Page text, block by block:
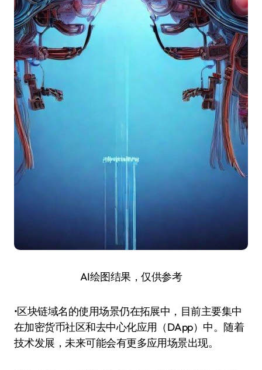
AI绘图结果，仅供参考
•区块链域名的使用场景仍在拓展中，目前主要集中
在加密货币社区和去中心化应用（DApp）中。随着
技术发展，未来可能会有更多应用场景出现。